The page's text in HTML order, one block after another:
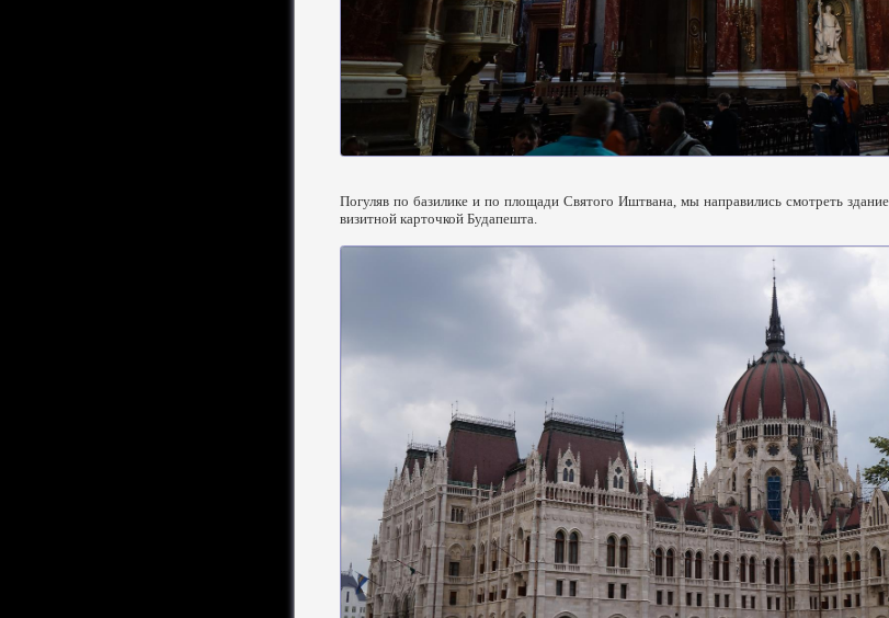
Погуляв по базилике и по площади Святого Иштвана, мы направились смотреть
визитной карточкой Будапешта.